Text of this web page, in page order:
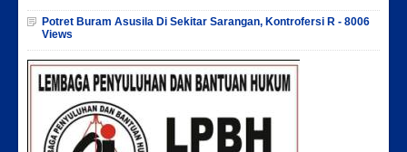
Potret Buram Asusila Di Sekitar Sarangan, Kontrofersi R - 8006
Views